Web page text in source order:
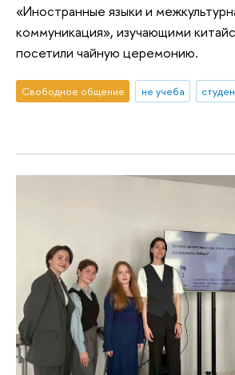
«Иностранные языки и
коммуникация», изучающими
посетили чайную церемонию.
Свободное общение не учеба